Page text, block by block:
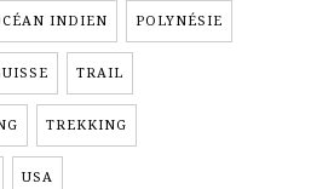
INDIEN POLYNÉSIE
TRAIL
TREKKING
USA